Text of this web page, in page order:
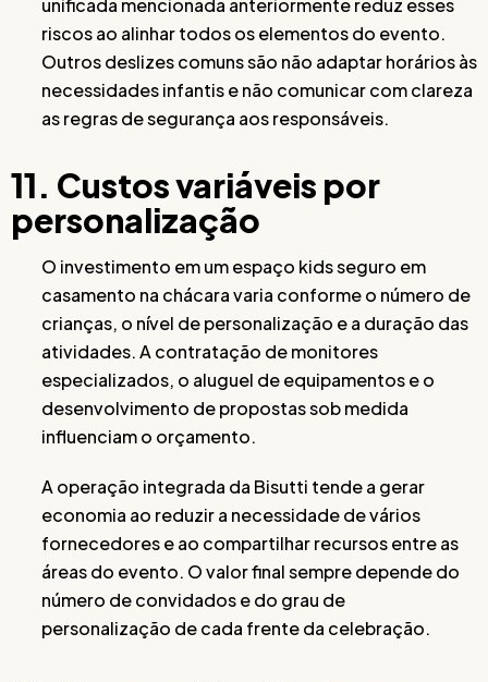
unificada mencionada anteriormente reduz esses
riscos ao alinhar todos os elementos do evento.
Outros deslizes comuns são não adaptar horários às
necessidades infantis e não comunicar com clareza
as regras de segurança aos responsáveis.
11. Custos variáveis por
personalização
O investimento em um espaço kids seguro em
casamento na chácara varia conforme o número de
crianças, o nível de personalização e a duração das
atividades. A contratação de monitores
especializados, o aluguel de equipamentos e o
desenvolvimento de propostas sob medida
influenciam o orçamento.
A operação integrada da Bisutti tende a gerar
economia ao reduzir a necessidade de vários
fornecedores e ao compartilhar recursos entre as
áreas do evento. O valor final sempre depende do
número de convidados e do grau de
personalização de cada frente da celebração.